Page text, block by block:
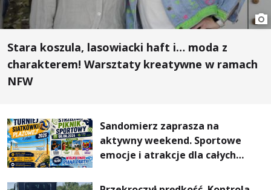
Stara koszula, lasowiacki haft i… moda z
charakterem! Warsztaty kreatywne w ramach
NFW
Sandomierz zaprasza na
aktywny weekend. Sportowe
emocje i atrakcje dla całych